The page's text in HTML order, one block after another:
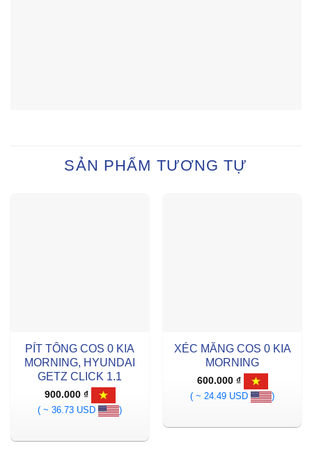
SẢN PHẨM TƯƠNG TỰ
PÍT TÔNG COS 0 KIA
MORNING, HYUNDAI
GETZ CLICK 1.1
900.000 ₫
( ~ 36.73 USD
)
XÉC MĂNG COS 0 KIA
MORNING
600.000 ₫
( ~ 24.49 USD
)